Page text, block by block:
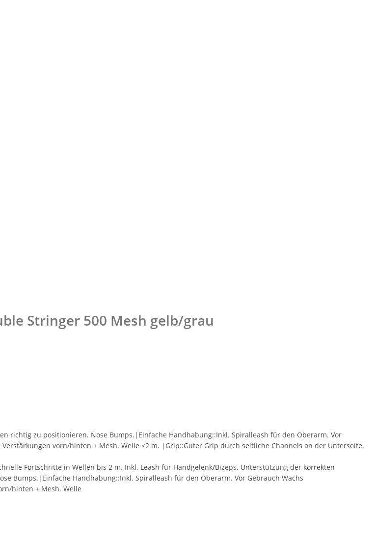
Stringer 500 Mesh gelb/grau
richtig zu positionieren. Nose Bumps.|Einfache Handhabung::Inkl. Spiralleash für den Oberarm. Vor
vorn/hinten + Mesh. Welle <2 m. |Grip::Guter Grip durch seitliche Channels an der Unterseite.
Fortschritte in Wellen bis 2 m. Inkl. Leash für Handgelenk/Bizeps. Unterstützung der korrekten
Bumps.|Einfache Handhabung::Inkl. Spiralleash für den Oberarm. Vor Gebrauch Wachs
hinten + Mesh. Welle